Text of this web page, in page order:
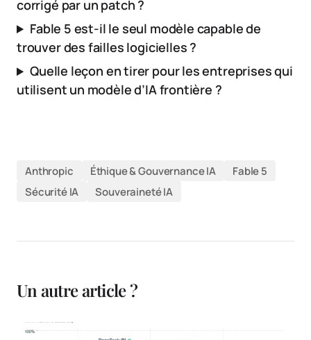
corrigé par un patch ?
Fable 5 est-il le seul modèle capable de
trouver des failles logicielles ?
Quelle leçon en tirer pour les entreprises qui
utilisent un modèle d’IA frontière ?
Anthropic Éthique & Gouvernance IA
Fable 5
Sécurité IA
Souveraineté IA
Un autre article ?